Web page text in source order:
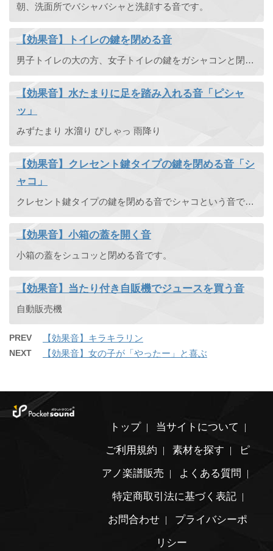
朝、洗面所でバシャバシャと洗顔する音です。
【効果音】トイレの鍵を閉める音
男子トイレの大の方、女子トイレの鍵をガシャコンと閉める音です。トイレに限らず鉄の扉や大掛かりな扉の鍵を開けたり閉めたりする音としても使えます。
【効果音】水たまりに足を踏み入れる音「ピシャ
ッ」
みずたまり 水溜り ぴしゃっ 雨降り
【効果音】クレセント鍵タイプの鍵を閉める音「シ
ャコ」
クレセント鍵タイプの鍵を閉める音でシャコという音で鍵が閉まります。クレセント鍵とは、サッシなどで使われる回転式の鍵の事です。
【効果音】小箱の蓋を開く音
小箱の蓋をシュコッと閉める音です。
【効果音】当たり付き自販機でジュースを買う音
自動販売機
PREV 【効果音】キラキラリン
NEXT 【効果音】女の子が「やったー」と喜ぶ
トップ
当サイトについて
ご利用規約
素材を探す
ピ
アノ楽譜販売
よくある質問
特定商取引法に基づく表記
お問合わせ
プライバシーポ
リシー